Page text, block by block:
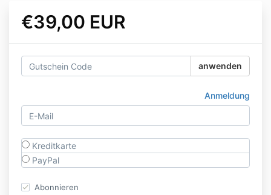
€39,00 EUR
anwenden
Anmeldung
Kreditkarte
PayPal
Abonnieren